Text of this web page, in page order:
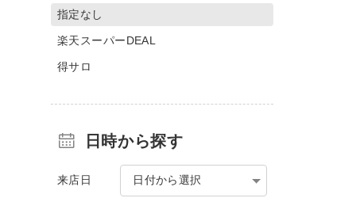
指定なし
楽天スーパーDEAL
得サロ
日時から探す
来店日 日付から選択